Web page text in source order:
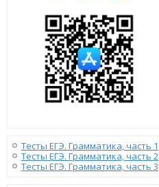
Тесты ЕГЭ. Грамматика, часть 1
Тесты ЕГЭ. Грамматика, часть 2
Тесты ЕГЭ. Грамматика, часть 3